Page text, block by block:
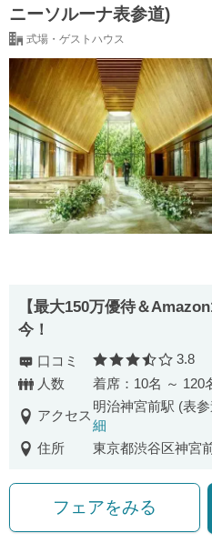
ニーソルーナ表参道)
式場・ゲストハウス
【最⼤150万優待＆
今！
口コミ 口コ
3.8
人数
着席：10名 ～ 120
アクセス
明治神宮前駅 (表
細
住所
東京都渋谷区神宮
フェアをみる